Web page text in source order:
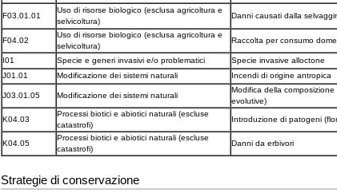
F03.01.01
Uso di risorse biologico (esclusa agricoltura e
selvicoltura)
Danni causati dalla
F04.02
Uso di risorse biologico (esclusa agricoltura e
selvicoltura)
Raccolta per consumo
I01 Specie e generi invasivi e/o problematici
Specie invasive alloctone
J01.01
Modificazione dei sistemi naturali Incendi di origine antropica
J03.01.05 Modificazione dei sistemi naturali
Modifica della
evolutive)
K04.03
Processi biotici e abiotici naturali (escluse
catastrofi)
Introduzione di patogeni
K04.05
Processi biotici e abiotici naturali (escluse
catastrofi)
Danni da erbivori
Strategie di conservazione